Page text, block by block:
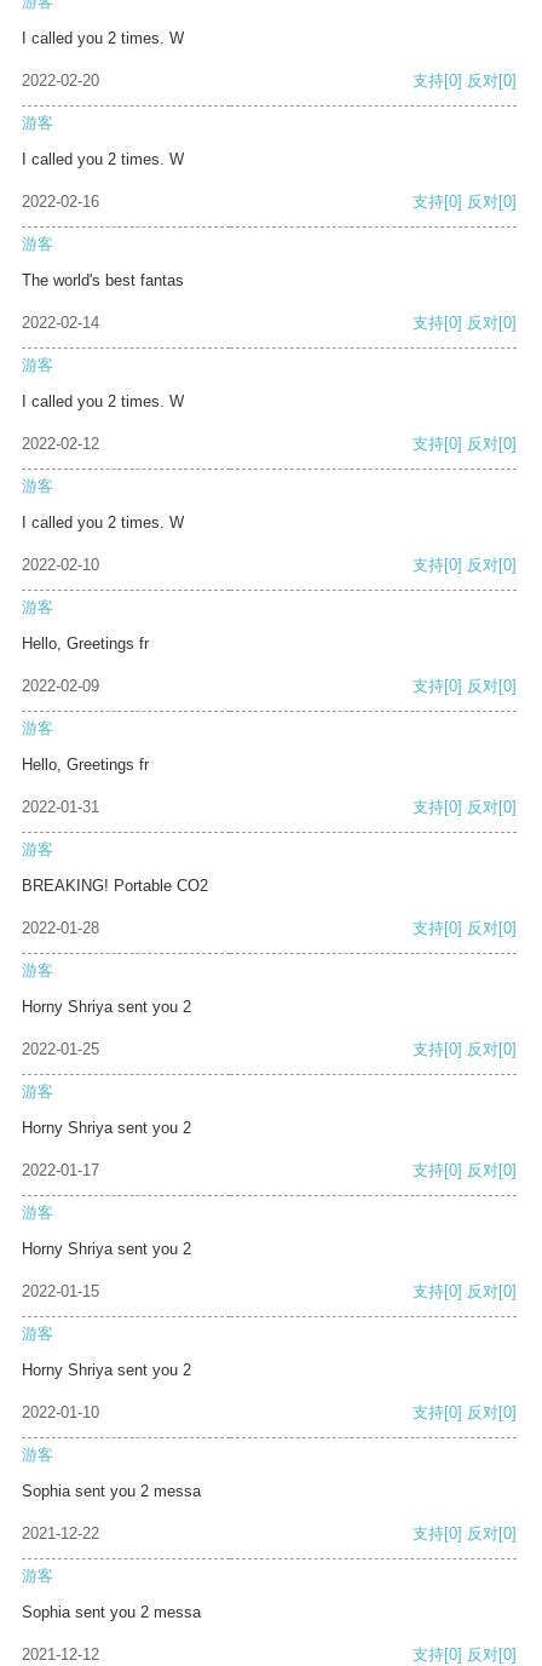
I called you 2 times. W
2022-02-20 支持[0] 反对[0]
游客
I called you 2 times. W
2022-02-16 支持[0] 反对[0]
游客
The world's best fantas
2022-02-14 支持[0] 反对[0]
游客
I called you 2 times. W
2022-02-12 支持[0] 反对[0]
游客
I called you 2 times. W
2022-02-10 支持[0] 反对[0]
游客
Hello, Greetings fr
2022-02-09 支持[0] 反对[0]
游客
Hello, Greetings fr
2022-01-31 支持[0] 反对[0]
游客
BREAKING! Portable CO2
2022-01-28 支持[0] 反对[0]
游客
Horny Shriya sent you 2
2022-01-25 支持[0] 反对[0]
游客
Horny Shriya sent you 2
2022-01-17 支持[0] 反对[0]
游客
Horny Shriya sent you 2
2022-01-15 支持[0] 反对[0]
游客
Horny Shriya sent you 2
2022-01-10 支持[0] 反对[0]
游客
Sophia sent you 2 messa
2021-12-22 支持[0] 反对[0]
游客
Sophia sent you 2 messa
2021-12-12 支持[0] 反对[0]